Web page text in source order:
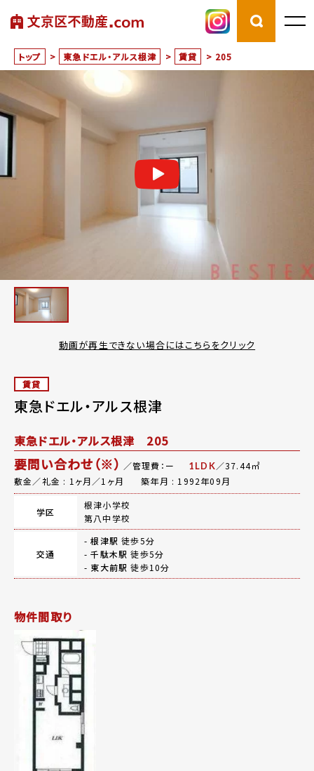
トップ > 東急ドエル・アルス根津 > 賃貸 > 205
動画が再生できない場合にはこちらをクリック
賃貸
東急ドエル・アルス根津
東急ドエル・アルス根津 205
要問い合わせ（※） ／管理費：ー 1LDK／37.44㎡
敷金／礼金 : 1ヶ月／1ヶ月
築年月 : 1992年09月
学区
根津小学校
第八中学校
交通
-根津駅 徒歩5分
-千駄木駅 徒歩5分
- 東大前駅 徒歩10分
物件間取り